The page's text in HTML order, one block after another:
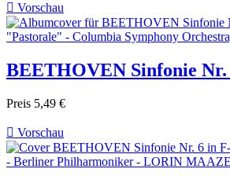
 Vorschau
BEETHOVEN Sinfonie Nr.
Preis 5,49 €
 Vorschau